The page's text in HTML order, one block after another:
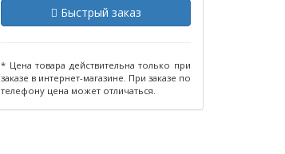
Быстрый заказ
* Цена товара действительна только при
заказе в интернет-магазине. При заказе по
телефону цена может отличаться.